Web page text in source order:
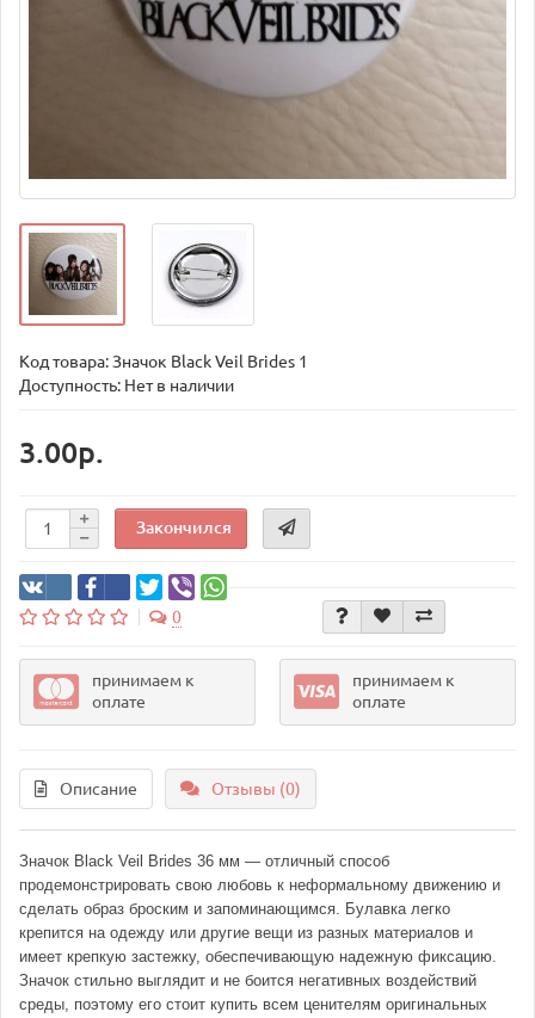
Код товара:Значок Black Veil Brides 1
Доступность: Нет в наличии
3.00р.
Закончился
0
принимаем к
оплате
принимаем к
оплате
Описание Отзывы (0)
Значок Black Veil Brides 36 мм — отличный способ
продемонстрировать свою любовь к неформальному движению и
сделать образ броским и запоминающимся. Булавка легко
крепится на одежду или другие вещи из разных материалов и
имеет крепкую застежку, обеспечивающую надежную фиксацию.
Значок стильно выглядит и не боится негативных воздействий
среды, поэтому его стоит купить всем ценителям оригинальных